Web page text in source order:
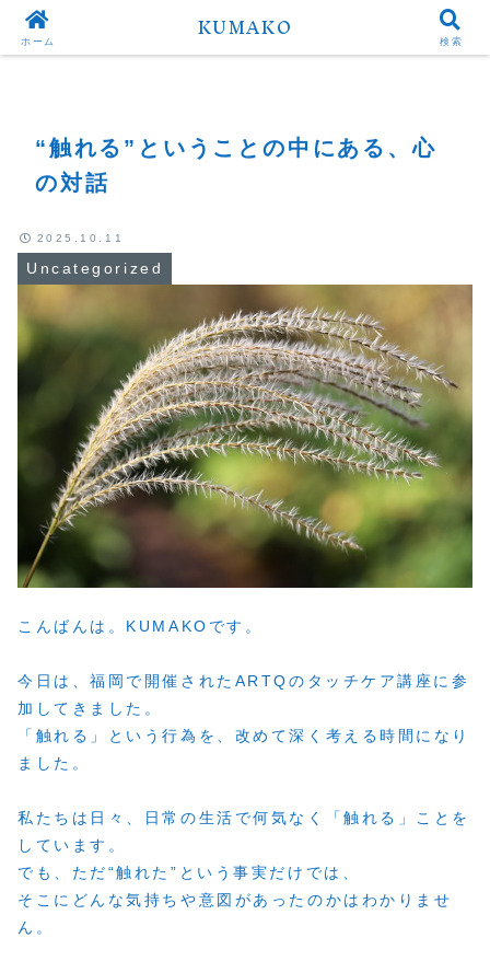
Uncategorized
“触れる”ということの中にある、心
の対話
Uncategorized
2025.10.11
こんばんは。KUMAKOです。
今日は、福岡で開催されたARTQのタッチケア講座に参
加してきました。
「触れる」という行為を、改めて深く考える時間になり
ました。
私たちは日々、日常の生活で何気なく「触れる」ことを
しています。
でも、ただ“触れた”という事実だけでは、
そこにどんな気持ちや意図があったのかはわかりませ
ん。
ホーム KUMAKO 検索